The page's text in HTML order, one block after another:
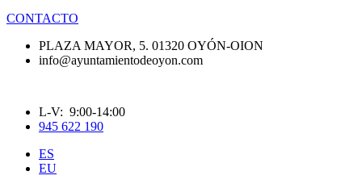
CONTACTO
PLAZA MAYOR, 5. 01320 OYÓN-OION
info@ayuntamientodeoyon.com
L-V: 9:00-14:00
945 622 190
ES
EU